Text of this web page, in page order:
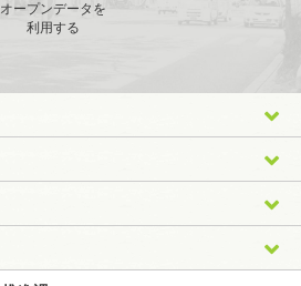
オープンデータを
利用する